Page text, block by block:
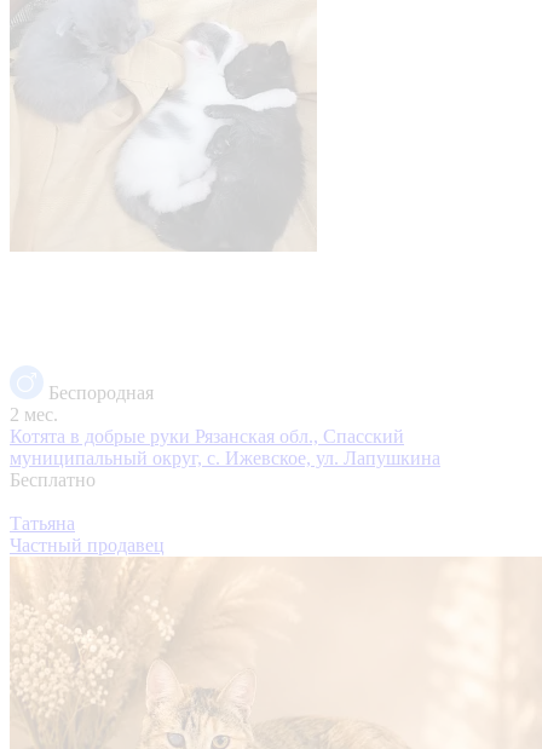
Беспородная
2 мес.
Котята в добрые руки Рязанская обл., Спасский
муниципальный округ, с. Ижевское, ул. Лапушкина
Бесплатно
Татьяна
Частный продавец